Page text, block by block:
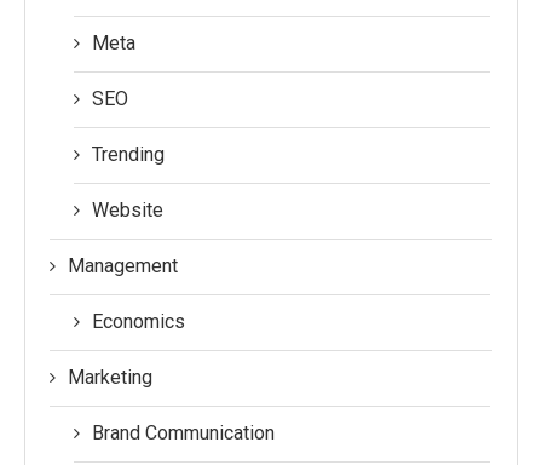
Meta
SEO
Trending
Website
Management
Economics
Marketing
Brand Communication